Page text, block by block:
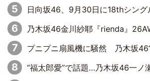
日向坂46、9月30日に18thシングル『イチャイチャ虫』の発売決定！ フォーメーショ
乃木坂46金川紗耶『rienda』26AW
プニプニ扇風機に騒然 乃木坂46“これいくら金”延長中
“福太郎愛”で話題…乃木坂46一ノ瀬美空、地元福岡『めんべい